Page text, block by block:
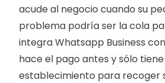
acude al negocio cuando su
problema podría ser la cola
integra Whatsapp Business
hace el pago antes y sólo
establecimiento para recoger